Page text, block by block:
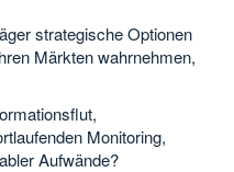
strategische Optionen
Märkten wahrnehmen,
Monitoring,
Aufwände?